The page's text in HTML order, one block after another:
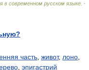
в современном русском языке. -
часть живот, лоно
эпигастрий